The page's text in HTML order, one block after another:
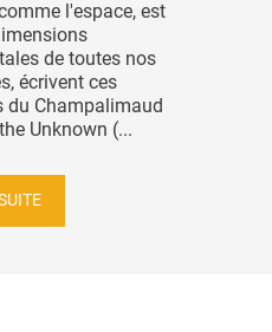
l'espace, est
de toutes nos
écrivent ces
du Champalimaud
Unknown (...